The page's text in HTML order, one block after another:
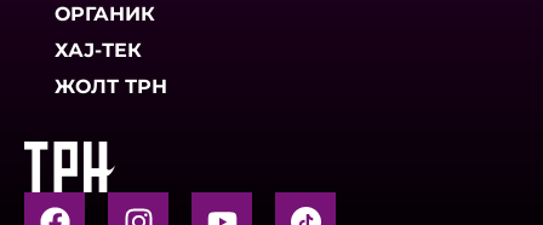
ОРГАНИК
ХАЈ-ТЕК
ЖОЛТ ТРН